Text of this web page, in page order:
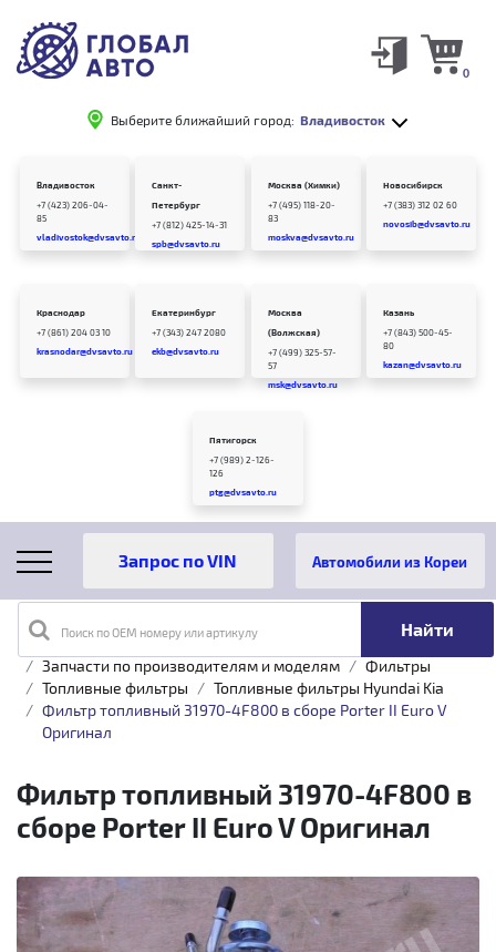
Выберите ближайший город: Владивосток
0
Владивосток
+7 (423) 206-04-
85
vladivostok@dvsavto.ru
Санкт-
Петербург
+7 (812) 425-14-31
spb@dvsavto.ru
Москва (Химки)
+7 (495) 118-20-
83
moskva@dvsavto.ru
Новосибирск
+7 (383) 312 02 60
novosib@dvsavto.ru
Краснодар
+7 (861) 204 03 10
krasnodar@dvsavto.ru
Екатеринбург
+7 (343) 247 2080
ekb@dvsavto.ru
Москва
(Волжская)
+7 (499) 325-57-
57
msk@dvsavto.ru
Казань
+7 (843) 500-45-
80
kazan@dvsavto.ru
Пятигорск
+7 (989) 2-126-
126
ptg@dvsavto.ru
Поиск по OEM номеру или артикулу
Автомобили из Кореи
Главная
Каталог товаров
Запчасти по производителям и моделям
Фильтры
Топливные фильтры
Топливные фильтры Hyundai Kia
Фильтр топливный 31970-4F800 в сборе Porter II Euro V
Оригинал
Фильтр топливный 31970-4F800 в
сборе Porter II Euro V Оригинал